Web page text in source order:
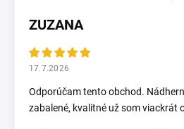
ZUZANA
17.7.2026
Odporúčam tento obchod.
zabalené, kvalitné už som viackrát